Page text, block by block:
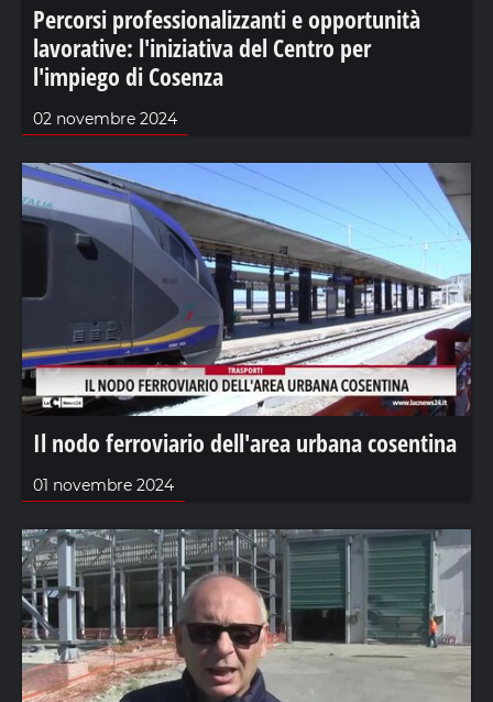
Percorsi professionalizzanti e opportunità
lavorative: l'iniziativa del Centro per
l'impiego di Cosenza
02 novembre 2024
Il nodo ferroviario dell'area urbana cosentina
01 novembre 2024